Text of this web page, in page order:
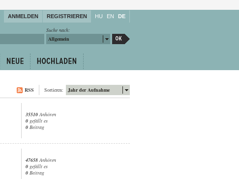
ANMELDEN REGISTRIEREN HU EN DE
Suche nach:
Allgemein
Jahr der Aufnahme
Sortieren:
RSS
35510 Anhören
0 gefällt es
0 Beitrag
47658 Anhören
0 gefällt es
0 Beitrag